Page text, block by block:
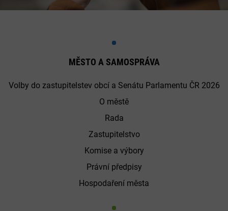
MĚSTO A SAMOSPRÁVA
Volby do zastupitelstev obcí a Senátu Parlamentu ČR 2026
O městě
Rada
Zastupitelstvo
Komise a výbory
Právní předpisy
Hospodaření města